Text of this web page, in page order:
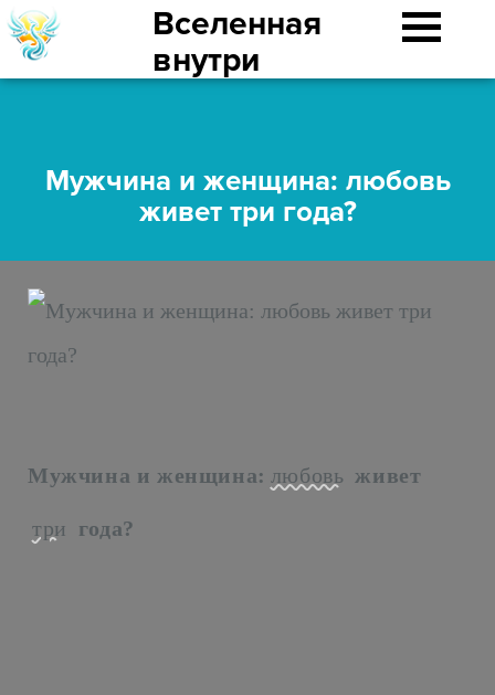
Вселенная
внутри
Мужчина и женщина: любовь
живет три года?
Мужчина и женщина: любовь живет
три года?